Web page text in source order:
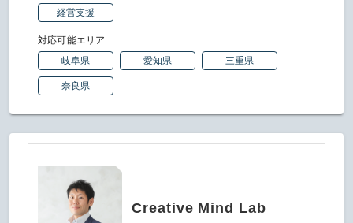
経営支援
対応可能エリア
岐阜県
愛知県 三重県
奈良県
Creative Mind Lab